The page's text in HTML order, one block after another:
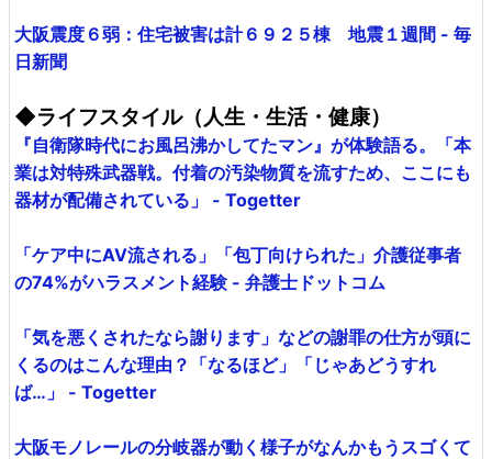
大阪震度６弱：住宅被害は計６９２５棟 地震１週間 - 毎
日新聞
◆ライフスタイル（人生・生活・健康）
『自衛隊時代にお風呂沸かしてたマン』が体験語る。「本
業は対特殊武器戦。付着の汚染物質を流すため、ここにも
器材が配備されている」 - Togetter
「ケア中にAV流される」「包丁向けられた」介護従事者
の74%がハラスメント経験 - 弁護士ドットコム
「気を悪くされたなら謝ります」などの謝罪の仕方が頭に
くるのはこんな理由？「なるほど」「じゃあどうすれ
ば…」 - Togetter
大阪モノレールの分岐器が動く様子がなんかもうスゴくて